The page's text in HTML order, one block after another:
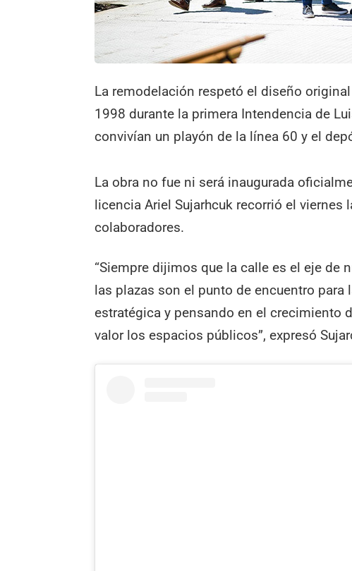
La remodelación respetó el diseño
1998 durante la primera Intendencia de
convivían un playón de la línea 60 y el
La obra no fue ni será inaugurada
licencia Ariel Sujarhcuk recorrió el
colaboradores.
“Siempre dijimos que la calle es el eje de
las plazas son el punto de encuentro
estratégica y pensando en el crecimiento
valor los espacios públicos”, expresó